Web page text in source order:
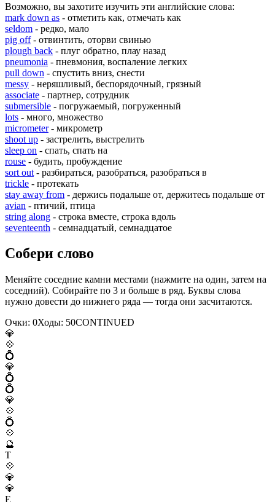
Возможно, вы захотите изучить эти английские слова:
mark down as - отметить как, отмечать как
seldom - редко, мало
pig off- отвинтить, оторви свинью
plough back - плуг обратно, плау назад
pneumonia - пневмония, воспаление легких
pull down - спустить вниз, снести
messy - неряшливый, беспорядочный, грязный
associate - партнер, сотрудник
submersible - погружаемый, погруженный
lots - много, множество
micrometer- микрометр
shoot up - застрелить, выстрелить
sleep on - спать, спать на
rouse - будить, пробуждение
sort out - разбираться, разобраться, разобраться в
trickle - протекать
stay away from - держись подальше от, держитесь подальше от
avian - птичий, птица
string along - строка вместе, строка вдоль
seventeenth - семнадцатый, семнадцатое
Собери слово
Меняйте соседние камни местами (нажмите на один, затем на
соседний). Собирайте по 3 и больше в ряд. Буквы слова
нужно довести до нижнего ряда — тогда они засчитаются.
Очки: 0Ходы: 50CONTINUED
💎
💠
💍
💎
💍
💍
💎
💠
💍
💠
🔮
T
💠
💎
💎
E